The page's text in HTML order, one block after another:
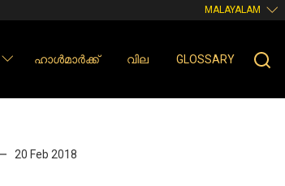
MALAYALAM
ഹാൾമാർക്ക് വില GLOSSARY
20 Feb 2018